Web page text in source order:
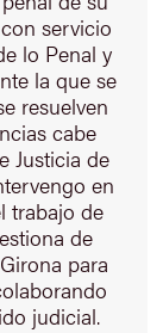
servicio
lo Penal y
la que se
resuelven
cabe
Justicia de
en
trabajo de
de
para
judicial.